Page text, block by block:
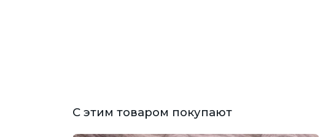
С этим товаром покупают